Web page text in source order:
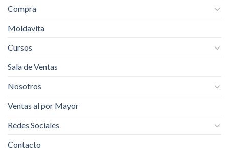
Compra
Moldavita
Cursos
Sala de Ventas
Nosotros
Ventas al por Mayor
Redes Sociales
Contacto